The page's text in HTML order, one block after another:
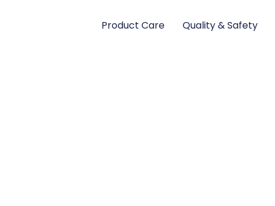
Quality & Safety
Product Care